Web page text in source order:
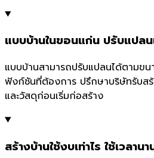
แบบบ้านในขอนแก่น ปรับแปล
แบบบ้านสามารถปรับแปลนได้ตามข
ฟังก์ชันที่ต้องการ ปรึกษาบริษัทรับส
และวัสดุก่อนเริ่มก่อสร้าง
สร้างบ้านใช้งบเท่าไร ใช้เวลาน